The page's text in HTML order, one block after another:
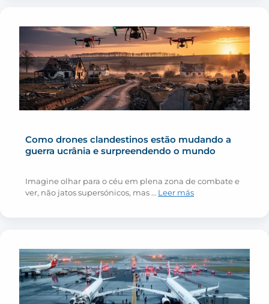
Como drones clandestinos estão mudando a
guerra ucrânia e surpreendendo o mundo
Imagine olhar para o céu em plena zona de combate e
ver, não jatos supersónicos, mas … Leer más